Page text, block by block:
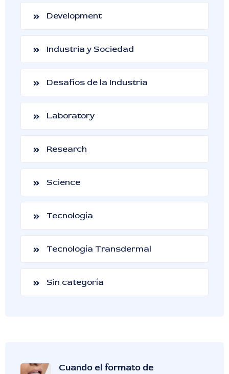
Development
Industria y Sociedad
Desafíos de la Industria
Laboratory
Research
Science
Tecnología
Tecnología Transdermal
Sin categoría
Cuando el formato de